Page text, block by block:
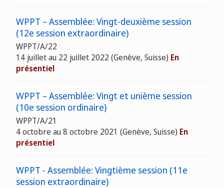
WPPT – Assemblée: Vingt-deuxième session
(12e session extraordinaire)
WPPT/A/22
14 juillet au 22 juillet 2022 (Genève, Suisse) En
présentiel
WPPT – Assemblée: Vingt et unième session
(10e session ordinaire)
WPPT/A/21
4 octobre au 8 octobre 2021 (Genève, Suisse) En
présentiel
WPPT - Assemblée: Vingtième session (11e
session extraordinaire)